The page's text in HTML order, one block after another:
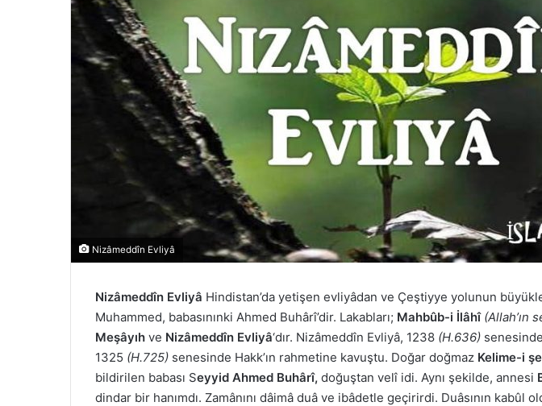
Nizâmeddîn Evliyâ
Nizâmeddîn Evliyâ Hindistan’da yetişen evliyâdan ve Çeştiyye yolunun
Muhammed, babasınınki Ahmed Buhârî’dir. Lakabları; Mahbûb-i İlâhî (Allah’ın
Meşâyıh ve Nizâmeddîn Evliyâ‘dır. Nizâmeddîn Evliyâ, 1238 (H.636)
1325 (H.725) senesinde Hakk’ın rahmetine kavuştu. Doğar doğmaz Kelime-i
bildirilen babası Seyyid Ahmed Buhârî, doğuştan velî idi. Aynı şekilde, annesi
dindar bir hanımdı. Zamânını dâimâ duâ ve ibâdetle geçirirdi. Duâsının kabûl